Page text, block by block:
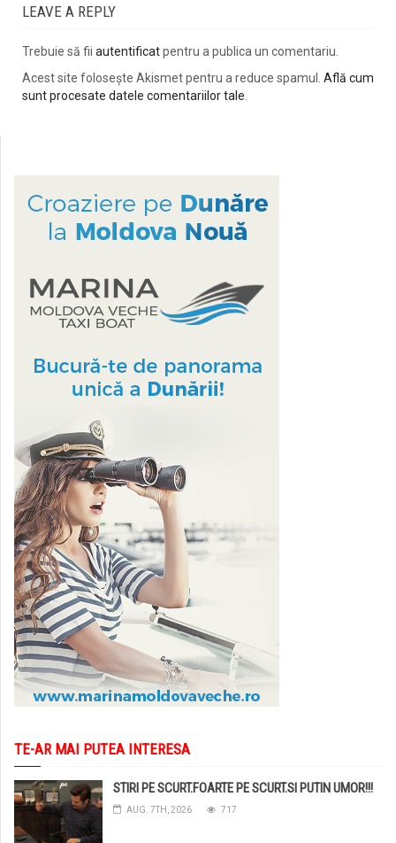
LEAVE A REPLY
Trebuie să fii autentificatpentru a publica un comentariu.
Acest site folosește Akismet pentru a reduce spamul. Află cum
sunt procesate datele comentariilor tale.
TE-AR MAI PUTEA INTERESA
STIRI PE SCURT.FOARTE PE SCURT.SI PUTIN UMOR!!!
AUG. 7TH, 2026 717